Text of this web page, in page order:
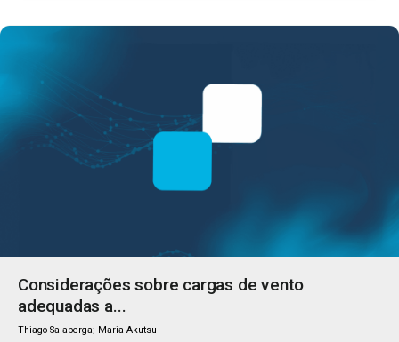
Considerações sobre cargas de vento
adequadas a...
Thiago Salaberga; Maria Akutsu